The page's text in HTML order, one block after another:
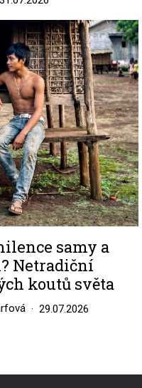
samy a
Netradiční
koutů světa
29.07.2026